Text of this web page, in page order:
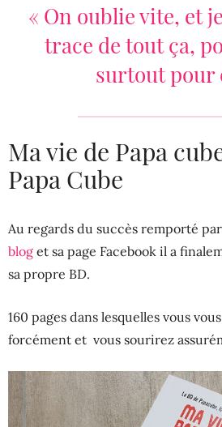
« On oublie vite, et
trace de tout ça,
surtout pour
Ma vie de Papa
Papa Cube
Au regards du succès remporté
blog et sa page Facebook il a
sa propre BD.
160 pages dans lesquelles vous
forcément et vous sourirez